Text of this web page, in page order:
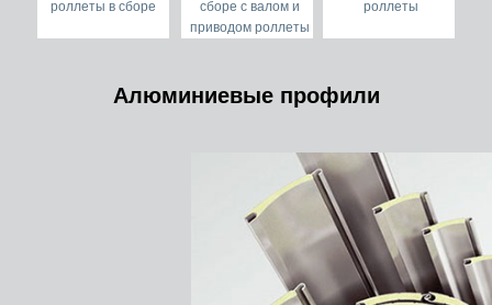
роллеты в сборе
сборе с валом и
приводом роллеты
роллеты
Алюминиевые профили